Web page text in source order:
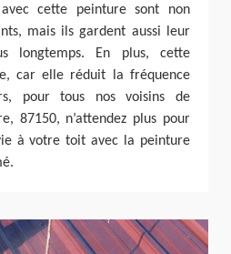
cette peinture sont non
mais ils gardent aussi leur
longtemps. En plus, cette
car elle réduit la fréquence
pour tous nos voisins de
87150, n’attendez plus pour
à votre toit avec la peinture